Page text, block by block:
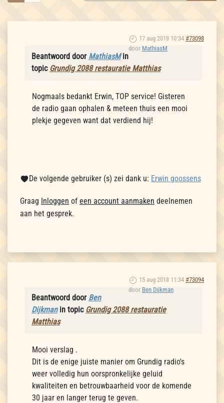
17 aug 2018 10:34 #73098
door MathiasM
Beantwoord door MathiasMin
topic Grundig 2088 restauratie Matthias
Nogmaals bedankt Erwin, TOP service! Gisteren
de radio gaan ophalen & meteen thuis een mooi
plekje gegeven want dat verdiend hij!
De volgende gebruiker (s) zei dank u: Erwin goossens
Graag Inloggen of een account aanmaken deelnemen
aan het gesprek.
15 aug 2018 11:34 #73094
door Ben Dijkman
Beantwoord door Ben
Dijkmanin topic Grundig 2088 restauratie
Matthias
Mooi verslag .
Dit is de enige juiste manier om Grundig radio's
weer volledig hun oorspronkelijke geluid
kwaliteiten en betrouwbaarheid voor de komende
30 jaar en langer terug te geven.